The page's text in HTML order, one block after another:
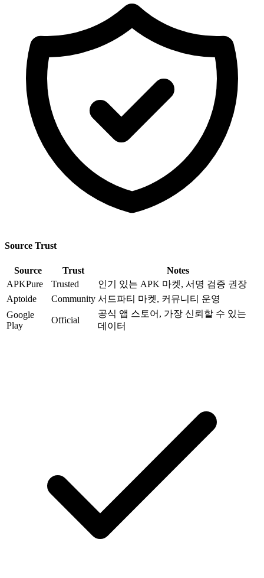
Source Trust
Source Trust
Notes
APKPure
Trusted
인기 있는 APK 마켓, 서명 검증 권장
Aptoide
Community 서드파티 마켓, 커뮤니티 운영
Google
Play
Official
공식 앱 스토어, 가장 신뢰할 수 있는
데이터